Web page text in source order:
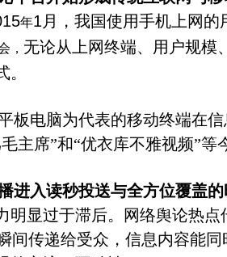
年1 月，我国使用手机上网的
， 无论从上网终端、用户规模
板电脑为代表的移动终端在
主席”和“优衣库不雅视频”
进入读秒投送与全方位覆盖
明显过于滞后。网络舆论热点
间传递给受众，信息内容能